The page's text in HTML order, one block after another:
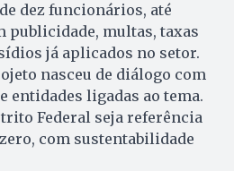
dez funcionários, até
publicidade, multas, taxas
já aplicados no setor.
nasceu de diálogo com
entidades ligadas ao tema.
Federal seja referência
com sustentabilidade